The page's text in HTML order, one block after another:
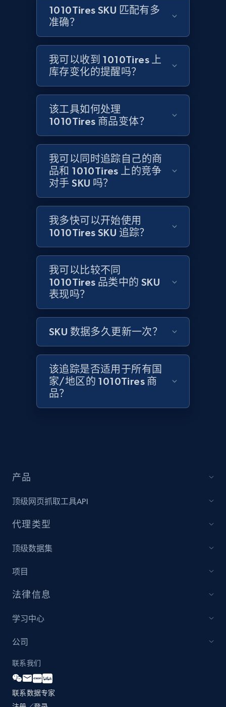
Amazon products global dataset - Collect
products from Brands URLs
Title, Seller name, Brand, Description, Initial
price, Currency, Availability, Reviews count, and
URL, Domain, Country code, Model number,
Sku, Product id, Product name, Manufacturer,
and more.
2.1K+ 352+ 立即开始
Home Depot US - Gather data on products
using specified keywords
URL, Domain, Country code, Model number,
Sku, Product id, Product name, Manufacturer,
and more.
2.1K+ 352+ 立即开始
Home Depot US - Discover products by
specified URL
specified UPC
Sku, Product id, Product name, Manufacturer,
2.1K+
Home Depot US - Discovery products by
URL, Domain, Country code, Model number,
Sku, Product id, Product name, Manufacturer,
and more.
1010Tires SKU 匹配有多
准确？
我可以收到 1010Tires 上
库存变化的提醒吗？
该工具如何处理
1010Tires 商品变体？
我可以同时追踪自己的商
品和 1010Tires 上的竞争
对手 SKU 吗？
我多快可以开始使用
1010Tires SKU 追踪？
我可以比较不同
1010Tires 品类中的 SKU
表现吗？
SKU 数据多久更新一次？
该追踪是否适用于所有国
家/地区的 1010Tires 商
品？
产品
顶级网页抓取工具API
代理类型
顶级数据集
项目
法律信息
学习中心
公司
联系我们
联系数据专家